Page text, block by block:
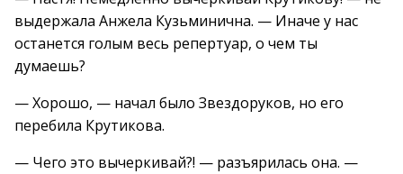
выдержала Анжела Кузьминична. — Иначе у нас
останется голым весь репертуар, о чем ты
думаешь?
— Хорошо, — начал было Звездоруков, но его
перебила Крутикова.
— Чего это вычеркивай?! — разъярилась она. —